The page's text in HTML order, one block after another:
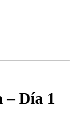
– Día 1